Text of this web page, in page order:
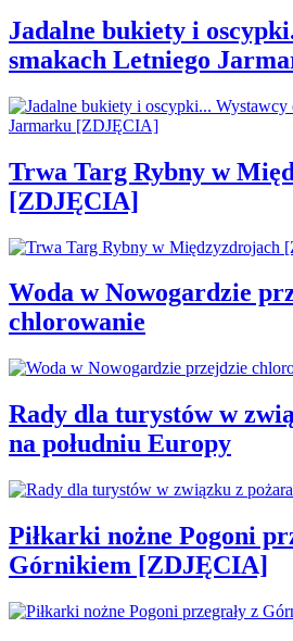
Jadalne bukiety i
smakach Letniego
Trwa Targ Rybny w
[ZDJĘCIA]
Woda w Nowogardzie
chlorowanie
Rady dla turystów w
na południu Europy
Piłkarki nożne Pogoni
Górnikiem [ZDJĘCIA]